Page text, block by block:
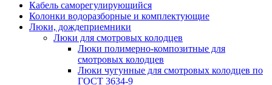
Кабель саморегулирующийся
Колонки водоразборные и комплектующие
Люки, дождеприемники
Люки для смотровых колодцев
Люки полимерно-композитные для
смотровых колодцев
Люки чугунные для смотровых колодцев по
ГОСТ 3634-9